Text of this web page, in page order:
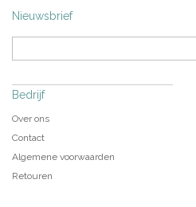
Nieuwsbrief
Bedrijf
Over ons
Contact
Algemene voorwaarden
Retouren